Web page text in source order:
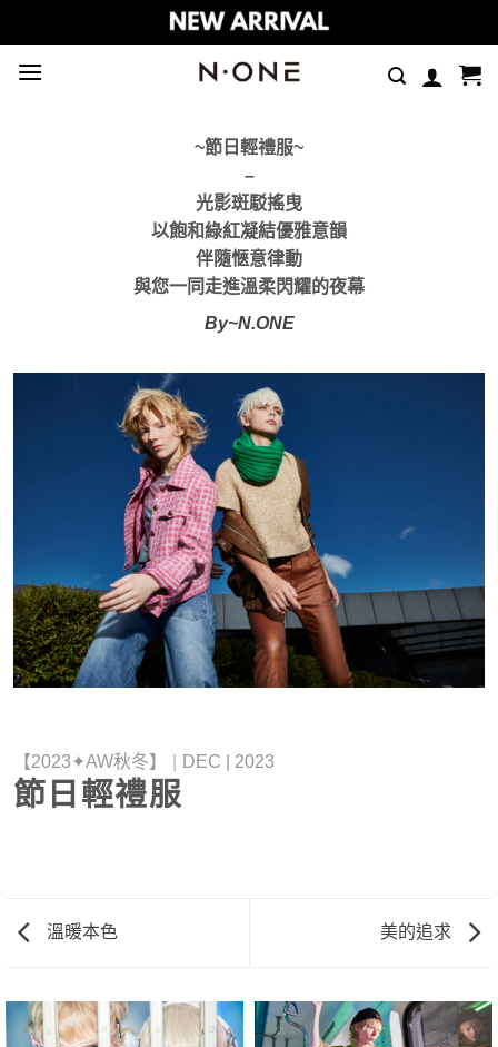
to
content
~節日輕禮服~
–
光影斑駁搖曳
以飽和綠紅凝結優雅意韻
伴隨愜意律動
與您一同走進溫柔閃耀的夜幕
By~N.ONE
【2023✦AW秋冬】 DEC | 2023
節日輕禮服
溫暖本色 美的追求